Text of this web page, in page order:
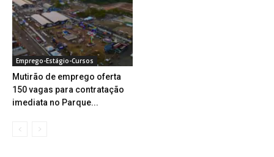
Emprego-Estágio-Cursos
Mutirão de emprego oferta
150 vagas para contratação
imediata no Parque...